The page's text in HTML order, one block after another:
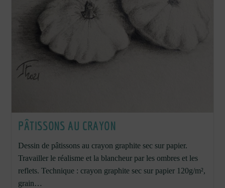
PÂTISSONS AU CRAYON
Dessin de pâtissons au crayon graphite sec sur papier.
Travailler le réalisme et la blancheur par les ombres et les
reflets. Technique : crayon graphite sec sur papier 120g/m²,
grain…